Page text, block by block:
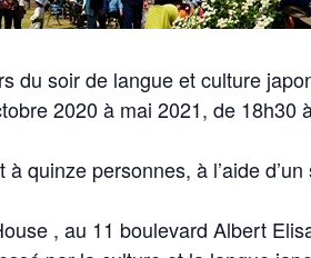
du soir de langue et culture
2020 à mai 2021, de 18h30
quinze personnes, à l’aide
, au 11 boulevard Albert